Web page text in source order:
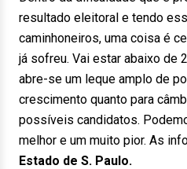
resultado eleitoral e tendo
caminhoneiros, uma coisa é
já sofreu. Vai estar abaixo de
abre-se um leque amplo de
crescimento quanto para
possíveis candidatos.
melhor e um muito pior. As
Estado de S. Paulo.